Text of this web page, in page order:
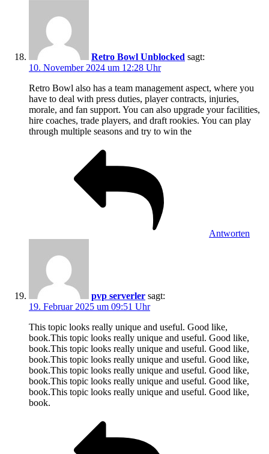
Retro Bowl Unblocked sagt:
10. November 2024 um 12:28 Uhr
Retro Bowl also has a team management aspect, where you
have to deal with press duties, player contracts, injuries,
morale, and fan support. You can also upgrade your facilities,
hire coaches, trade players, and draft rookies. You can play
through multiple seasons and try to win the
Antworten
pvp serverler sagt:
19. Februar 2025 um 09:51 Uhr
This topic looks really unique and useful. Good like,
book.This topic looks really unique and useful. Good like,
book.This topic looks really unique and useful. Good like,
book.This topic looks really unique and useful. Good like,
book.This topic looks really unique and useful. Good like,
book.This topic looks really unique and useful. Good like,
book.This topic looks really unique and useful. Good like,
book.